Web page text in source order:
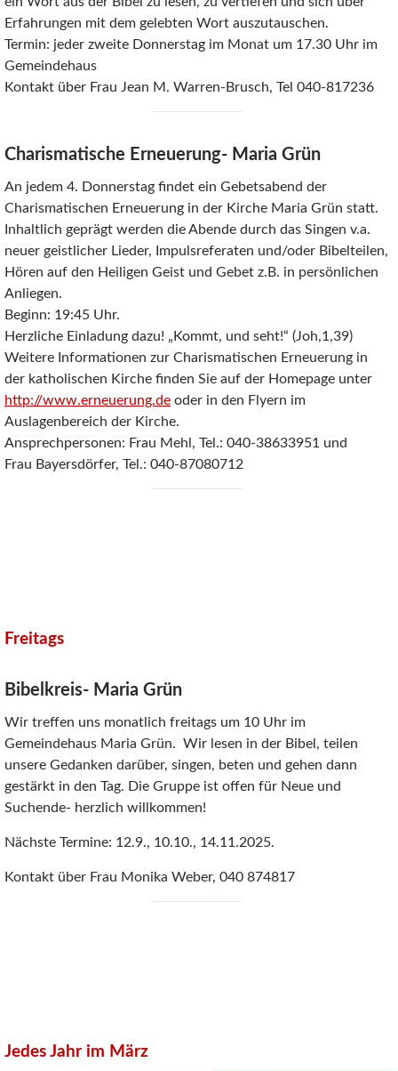
Erfahrungen mit dem gelebten Wort auszutauschen.
Termin: jeder zweite Donnerstag im Monat um 17.30 Uhr im
Gemeindehaus
Kontakt über Frau Jean M. Warren-Brusch, Tel 040-817236
Charismatische Erneuerung- Maria Grün
An jedem 4. Donnerstag findet ein Gebetsabend der
Charismatischen Erneuerung in der Kirche Maria Grün statt.
Inhaltlich geprägt werden die Abende durch das Singen v.a.
neuer geistlicher Lieder, Impulsreferaten und/oder Bibelteilen,
Hören auf den Heiligen Geist und Gebet z.B. in persönlichen
Anliegen.
Beginn: 19:45 Uhr.
Herzliche Einladung dazu! „Kommt, und seht!“ (Joh,1,39)
Weitere Informationen zur Charismatischen Erneuerung in
der katholischen Kirche finden Sie auf der Homepage unter
http://www.erneuerung.de oder in den Flyern im
Auslagenbereich der Kirche.
Ansprechpersonen: Frau Mehl, Tel.: 040-38633951 und
Frau Bayersdörfer, Tel.: 040-87080712
Freitags
Bibelkreis- Maria Grün
Wir treffen uns monatlich freitags um 10 Uhr im
Gemeindehaus Maria Grün. Wir lesen in der Bibel, teilen
unsere Gedanken darüber, singen, beten und gehen dann
gestärkt in den Tag. Die Gruppe ist offen für Neue und
Suchende- herzlich willkommen!
Nächste Termine: 12.9., 10.10., 14.11.2025.
Kontakt über Frau Monika Weber, 040 874817
Jedes Jahr im März